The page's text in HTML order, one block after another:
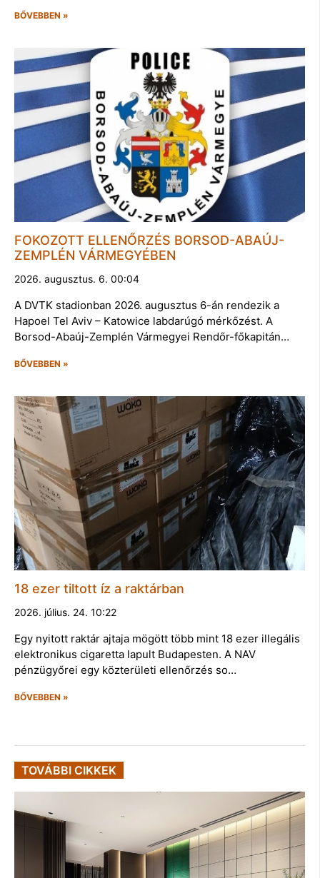
BŐVEBBEN »
FOKOZOTT ELLENŐRZÉS BORSOD-ABAÚJ-
ZEMPLÉN VÁRMEGYÉBEN
2026. augusztus. 6. 00:04
A DVTK stadionban 2026. augusztus 6-án rendezik a
Hapoel Tel Aviv – Katowice labdarúgó mérkőzést. A
Borsod-Abaúj-Zemplén Vármegyei Rendőr-főkapitán…
BŐVEBBEN »
18 ezer tiltott íz a raktárban
2026. július. 24. 10:22
Egy nyitott raktár ajtaja mögött több mint 18 ezer illegális
elektronikus cigaretta lapult Budapesten. A NAV
pénzügyőrei egy közterületi ellenőrzés so…
BŐVEBBEN »
TOVÁBBI CIKKEK